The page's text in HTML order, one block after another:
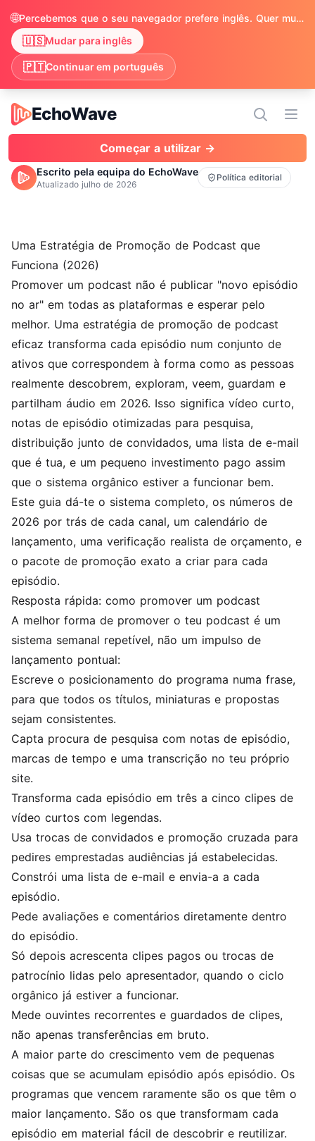
EchoWave
EchoWave
Começar a utilizar →
Escrito pela equipa do EchoWave
Atualizado julho de 2026
Política editorial
Uma Estratégia de Promoção de Podcast que
Funciona (2026)
Promover um podcast não é publicar "novo episódio
no ar" em todas as plataformas e esperar pelo
melhor. Uma estratégia de promoção de podcast
eficaz transforma cada episódio num conjunto de
ativos que correspondem à forma como as pessoas
realmente descobrem, exploram, veem, guardam e
partilham áudio em 2026. Isso significa vídeo curto,
notas de episódio otimizadas para pesquisa,
distribuição junto de convidados, uma lista de e-mail
que é tua, e um pequeno investimento pago assim
que o sistema orgânico estiver a funcionar bem.
Este guia dá-te o sistema completo, os números de
2026 por trás de cada canal, um calendário de
lançamento, uma verificação realista de orçamento, e
o pacote de promoção exato a criar para cada
episódio.
Resposta rápida: como promover um podcast
A melhor forma de promover o teu podcast é um
sistema semanal repetível, não um impulso de
lançamento pontual:
Escreve o posicionamento do programa numa frase,
para que todos os títulos, miniaturas e propostas
sejam consistentes.
Capta procura de pesquisa com notas de episódio,
marcas de tempo e uma transcrição no teu próprio
site.
Transforma cada episódio em três a cinco clipes de
vídeo curtos com legendas.
Usa trocas de convidados e promoção cruzada para
pedires emprestadas audiências já estabelecidas.
Constrói uma lista de e-mail e envia-a a cada
episódio.
Pede avaliações e comentários diretamente dentro
do episódio.
Só depois acrescenta clipes pagos ou trocas de
patrocínio lidas pelo apresentador, quando o ciclo
orgânico já estiver a funcionar.
Mede ouvintes recorrentes e guardados de clipes,
não apenas transferências em bruto.
A maior parte do crescimento vem de pequenas
coisas que se acumulam episódio após episódio. Os
programas que vencem raramente são os que têm o
maior lançamento. São os que transformam cada
episódio em material fácil de descobrir e reutilizar.
🌐 Percebemos que o seu navegador prefere inglês. Quer mudar para ver o conteúdo em inglês?
🇺🇸Mudar para inglês
🇵🇹Continuar em português